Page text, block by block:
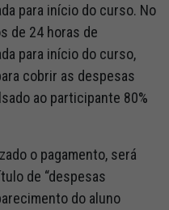
para início do curso. No
de 24 horas de
para início do curso,
cobrir as despesas
ao participante 80%
o pagamento, será
de “despesas
do aluno